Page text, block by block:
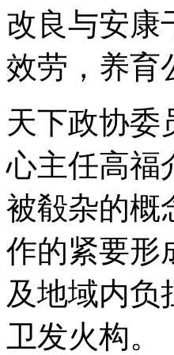
改良与安康
效劳，养育
天下政协委
心主任高福
被殽杂的概
作的紧要形
及地域内负
卫发火构。